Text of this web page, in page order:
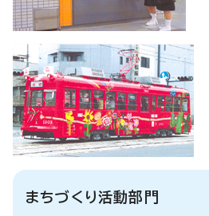
まちづくり活動部門